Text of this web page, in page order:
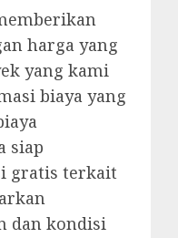
harga yang
yang kami
biaya yang
siap
gratis terkait
dan kondisi